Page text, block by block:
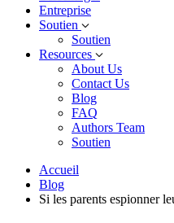
Entreprise
Soutien
Soutien
Resources
About Us
Contact Us
Blog
FAQ
Authors Team
Soutien
Accueil
Blog
Si les parents espionner